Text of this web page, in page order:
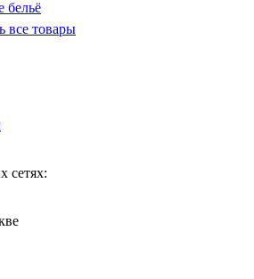
бельё
все товары
сетях: